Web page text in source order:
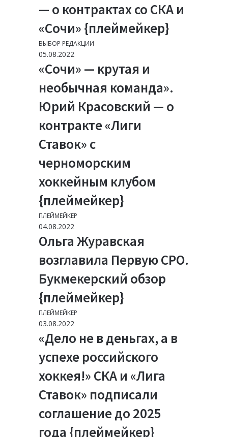
— о контрактах со СКА и
«Сочи» {плеймейкер}
ВЫБОР РЕДАКЦИИ
05.08.2022
«Сочи» — крутая и
необычная команда».
Юрий Красовский — о
контракте «Лиги
Ставок» с
черноморским
хоккейным клубом
{плеймейкер}
ПЛЕЙМЕЙКЕР
04.08.2022
Ольга Журавская
возглавила Первую СРО.
Букмекерский обзор
{плеймейкер}
ПЛЕЙМЕЙКЕР
03.08.2022
«Дело не в деньгах, а в
успехе российского
хоккея!» СКА и «Лига
Ставок» подписали
соглашение до 2025
года {плеймейкер}